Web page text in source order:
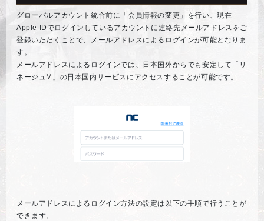
グローバルアカウント統合前に「会員情報の変更」を行い、現在
Apple IDでログインしているアカウントに連絡先メールアドレスをご
登録いただくことで、メールアドレスによるログインが可能となりま
す。
メールアドレスによるログインでは、日本国外からでも安定して「リ
ネージュM」の日本国内サービスにアクセスすることが可能です。
メールアドレスによるログイン方法の設定は以下の手順で行うことが
できます。